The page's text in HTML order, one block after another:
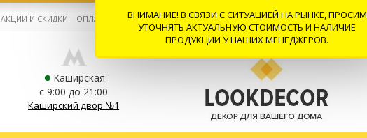
АКЦИИ И СКИДКИ ОПЛАТА И ДОСТАВКА СОТРУДНИЧЕСТВО КОНТАКТЫ ОТЗЫВЫ
Каширская
с 9:00 до 21:00
Каширский двор №1
ВНИМАНИЕ! В СВЯЗИ С СИТУАЦИЕЙ НА РЫНКЕ, ПРОСИМ
УТОЧНЯТЬ АКТУАЛЬНУЮ СТОИМОСТЬ И НАЛИЧИЕ
ПРОДУКЦИИ У НАШИХ МЕНЕДЖЕРОВ.